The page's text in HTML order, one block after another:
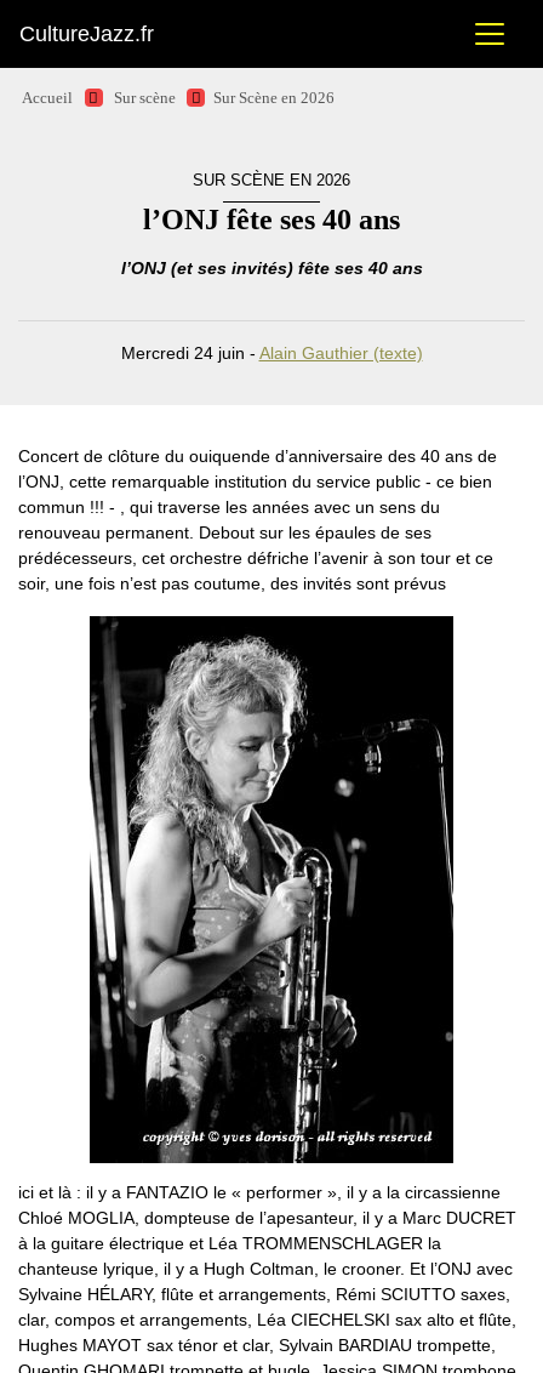
CultureJazz.fr
Accueil Sur scène Sur Scène en 2026
SUR SCÈNE EN 2026
l’ONJ fête ses 40 ans
l’ONJ (et ses invités) fête ses 40 ans
Mercredi 24 juin - Alain Gauthier (texte)
Concert de clôture du ouiquende d’anniversaire des 40 ans de
l’ONJ, cette remarquable institution du service public - ce bien
commun !!! - , qui traverse les années avec un sens du
renouveau permanent. Debout sur les épaules de ses
prédécesseurs, cet orchestre défriche l’avenir à son tour et ce
soir, une fois n’est pas coutume, des invités sont prévus
ici et là : il y a FANTAZIO le « performer », il y a la circassienne
Chloé MOGLIA, dompteuse de l’apesanteur, il y a Marc DUCRET
à la guitare électrique et Léa TROMMENSCHLAGER la
chanteuse lyrique, il y a Hugh Coltman, le crooner. Et l’ONJ avec
Sylvaine HÉLARY, flûte et arrangements, Rémi SCIUTTO saxes,
clar, compos et arrangements, Léa CIECHELSKI sax alto et flûte,
Hughes MAYOT sax ténor et clar, Sylvain BARDIAU trompette,